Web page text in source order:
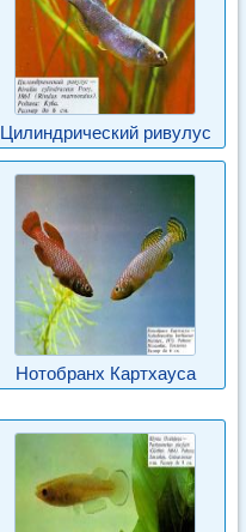
Цилиндрический ривулус
Нотобранх Картхауса